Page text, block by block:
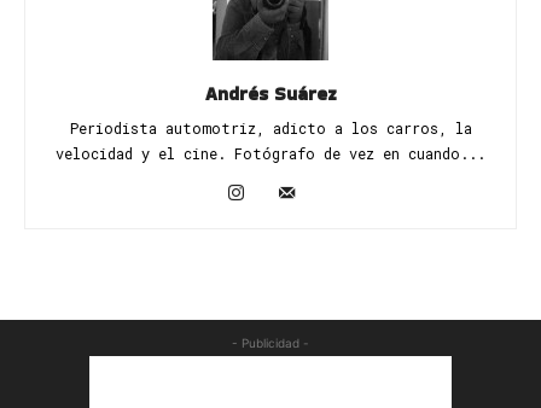
Andrés Suárez
Periodista automotriz, adicto a los carros, la
velocidad y el cine. Fotógrafo de vez en cuando...
- Publicidad -